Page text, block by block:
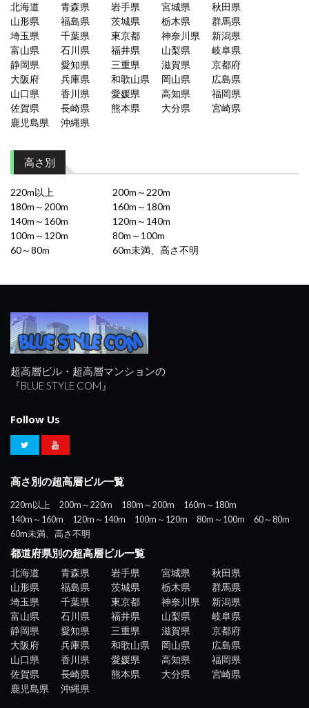
北海道 青森県 岩手県 宮城県
秋田県
山形県
福島県 茨城県 栃木県
群馬県
埼玉県
千葉県 東京都 神奈川県
新潟県
富山県
石川県 福井県 山梨県
岐阜県
静岡県
愛知県 三重県 滋賀県
京都府
大阪府
兵庫県 和歌山県 岡山県
広島県
山口県
香川県 愛媛県 高知県
福岡県
佐賀県
長崎県 熊本県 大分県
宮崎県
鹿児島県
沖縄県
高さ別
220m以上
200m～220m
180m～200m
160m～180m
140m～160m
120m～140m
100m～120m
80m～100m
60～80m
60m未満、高さ不明
超高層ビル・超高層マンションの
『BLUE STYLE COM』
Follow Us
高さ別の超高層ビル一覧
220m以上 200m～220m 180m～200m
160m～180m
140m～160m
120m～140m 100m～120m 80m～100m
60～80m
60m未満、高さ不明
都道府県別の超高層ビル一覧
北海道 青森県 岩手県 宮城県
秋田県
山形県
福島県 茨城県 栃木県
群馬県
埼玉県
千葉県 東京都 神奈川県
新潟県
富山県
石川県 福井県 山梨県
岐阜県
静岡県
愛知県 三重県 滋賀県
京都府
大阪府
兵庫県 和歌山県 岡山県
広島県
山口県
香川県 愛媛県 高知県
福岡県
佐賀県
長崎県 熊本県 大分県
宮崎県
鹿児島県
沖縄県